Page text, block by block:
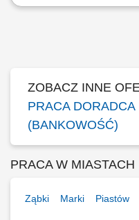
Aktywne pozyskiwanie
ZOBACZ INNE
PRACA DORADCA
(BANKOWOŚĆ)
PRACA W MIASTACH
Ząbki Marki Piastów